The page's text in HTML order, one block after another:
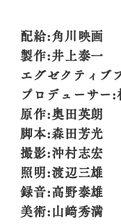
配給:角川映画
製作:井上泰一
エグゼクティブ
プロデューサー
原作:奥田英朗
脚本:森田芳光
撮影:沖村志宏
照明:渡辺三雄
録音:高野泰雄
美術:山﨑秀満